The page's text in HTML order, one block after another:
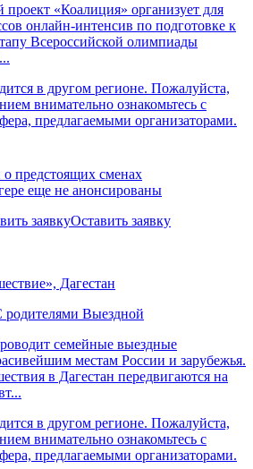
проект «Коалиция» организует для
онлайн-интенсив по подготовке к
Всероссийской олимпиады
в другом регионе. Пожалуйста,
внимательно ознакомьтесь с
предлагаемыми организаторами.
предстоящих сменах
еще не анонсированы
заявкуОставить заявку
Дагестан
родителями Выездной
семейные выездные
местам России и зарубежья.
в Дагестан передвигаются на
в другом регионе. Пожалуйста,
внимательно ознакомьтесь с
предлагаемыми организаторами.